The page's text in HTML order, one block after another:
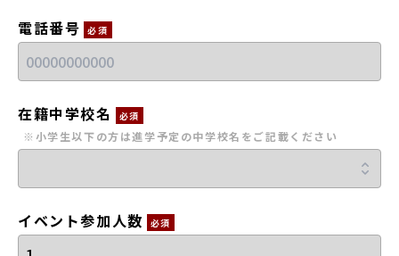
電話番号 必須
在籍中学校名 必須
※小学生以下の方は進学予定の中学校名をご記載ください
イベント参加人数 必須